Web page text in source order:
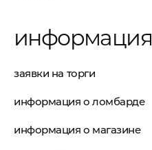
информация
заявки на торги
информация о ломбарде
информация о магазине